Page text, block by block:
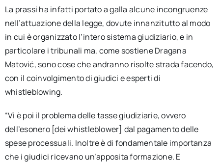
La prassi ha infatti portato a galla alcune incongruenze
nell’attuazione della legge, dovute innanzitutto al modo
in cui è organizzato l’intero sistema giudiziario, e in
particolare i tribunali ma, come sostiene Dragana
Matović, sono cose che andranno risolte strada facendo,
con il coinvolgimento di giudici e esperti di
whistleblowing.
“Vi è poi il problema delle tasse giudiziarie, ovvero
dell’esonero [dei whistleblower] dal pagamento delle
spese processuali. Inoltre è di fondamentale importanza
che i giudici ricevano un’apposita formazione. E